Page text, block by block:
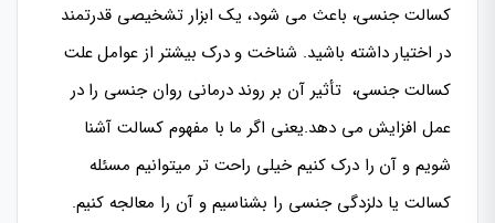
کسالت جنسی، باعث می شود، یک ابزار تشخیصی قدرتمند
در اختیار داشته باشید. شناخت و درک بیشتر از عوامل علت
کسالت جنسی، تأثیر آن بر روند درمانی روان جنسی را در
عمل افزایش می دهد.یعنی اگر ما با مفهوم کسالت آشنا
شویم و آن را درک کنیم خیلی راحت تر میتوانیم مسئله
کسالت یا دلزدگی جنسی را بشناسیم و آن را معالجه کنیم.